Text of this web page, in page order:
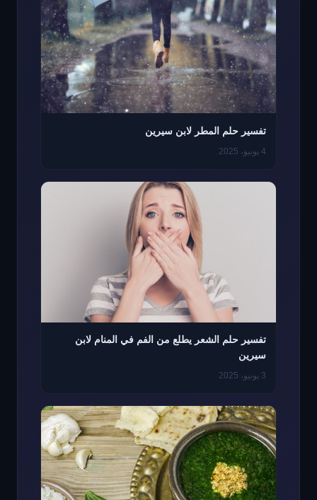
تفسير حلم المطر لابن سيرين
4 يونيو، 2025
تفسير حلم الشعر يطلع من الفم في المنام لابن
سيرين
3 يونيو، 2025